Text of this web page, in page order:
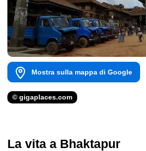
Mostra sulla mappa di Google
© gigaplaces.com
La vita a Bhaktapur